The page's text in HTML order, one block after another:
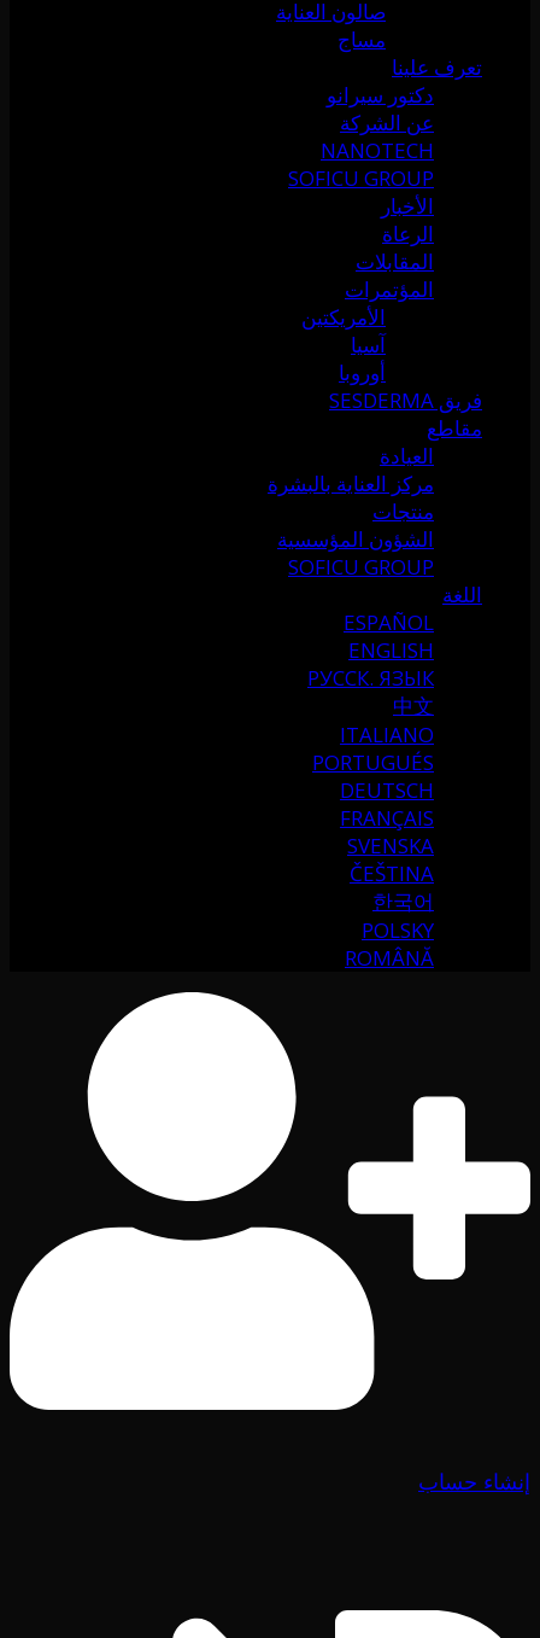
صالون العناية
مساج
تعرف علينا
دكتور سيرانو
عن الشركة
NANOTECH
SOFICU GROUP
الأخبار
الرعاة
المقابلات
المؤتمرات
الأمريكتين
آسيا
أوروبا
فريق SESDERMA
مقاطع
العيادة
مركز العناية بالبشرة
منتجات
الشؤون المؤسسية
SOFICU GROUP
اللغة
ESPAÑOL
ENGLISH
РУССК. ЯЗЫК
中文
ITALIANO
PORTUGUÉS
DEUTSCH
FRANÇAIS
SVENSKA
ČEŠTINA
한국어
POLSKY
ROMÂNĂ
إنشاء حساب